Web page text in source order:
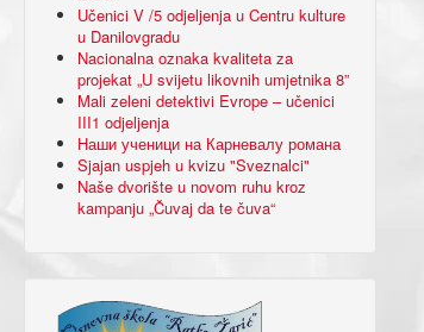
Učenici V /5 odjeljenja u Centru kulture
u Danilovgradu
Nacionalna oznaka kvaliteta za
projekat „U svijetu likovnih umjetnika 8”
Mali zeleni detektivi Evrope – učenici
III1 odjeljenja
Наши ученици на Карневалу романа
Sjajan uspjeh u kvizu "Sveznalci"
Naše dvorište u novom ruhu kroz
kampanju „Čuvaj da te čuva“